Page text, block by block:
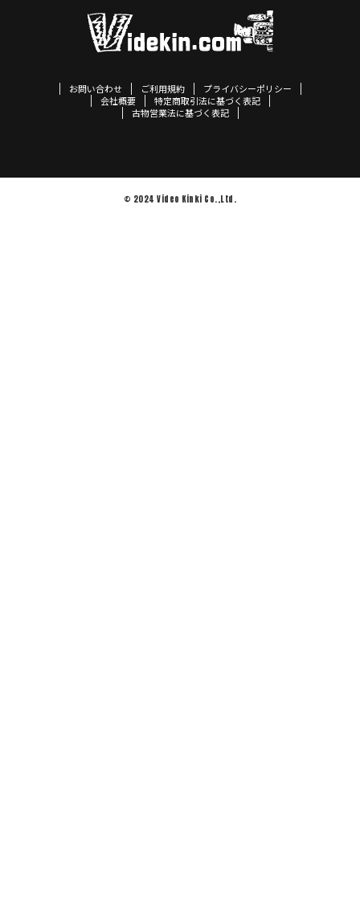
お問い合わせ ご利用規約
プライバシーポリシー
会社概要
特定商取引法に基づく表記
古物営業法に基づく表記
© 2024 Video Kinki Co.,Ltd.